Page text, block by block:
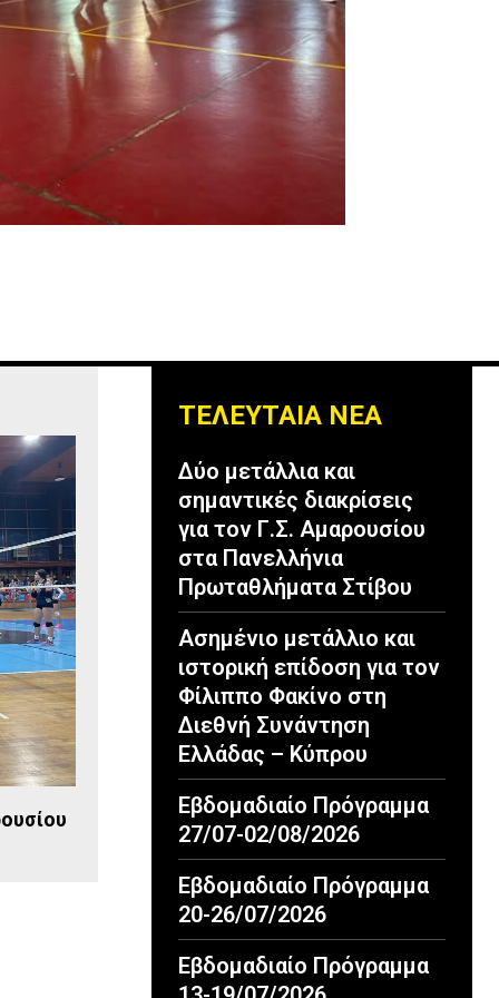
ΤΕΛΕΥΤΑΙΑ ΝΕΑ
Δύο μετάλλια και
σημαντικές διακρίσεις
για τον Γ.Σ. Αμαρουσίου
στα Πανελλήνια
Πρωταθλήματα Στίβου
Ασημένιο μετάλλιο και
ιστορική επίδοση για τον
Φίλιππο Φακίνο στη
Διεθνή Συνάντηση
Ελλάδας – Κύπρου
Εβδομαδιαίο Πρόγραμμα
27/07-02/08/2026
Εβδομαδιαίο Πρόγραμμα
20-26/07/2026
Εβδομαδιαίο Πρόγραμμα